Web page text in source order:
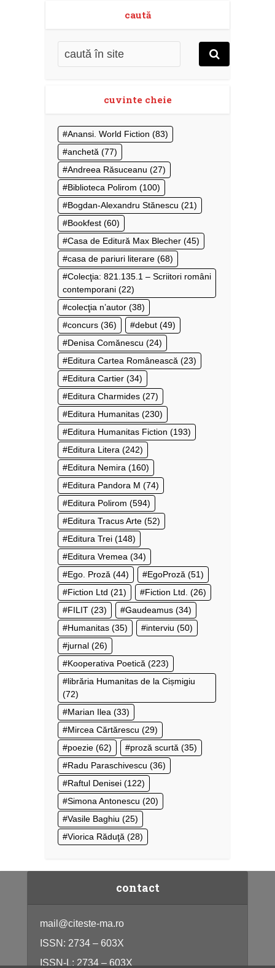
caută
cuvinte cheie
Anansi. World Fiction (83)
anchetă (77)
Andreea Răsuceanu (27)
Biblioteca Polirom (100)
Bogdan-Alexandru Stănescu (21)
Bookfest (60)
Casa de Editură Max Blecher (45)
casa de pariuri literare (68)
Colecţia: 821.135.1 – Scriitori români
contemporani (22)
colecţia n’autor (38)
concurs (36) debut (49)
Denisa Comănescu (24)
Editura Cartea Românească (23)
Editura Cartier (34)
Editura Charmides (27)
Editura Humanitas (230)
Editura Humanitas Fiction (193)
Editura Litera (242)
Editura Nemira (160)
Editura Pandora M (74)
Editura Polirom (594)
Editura Tracus Arte (52)
Editura Trei (148)
Editura Vremea (34)
Ego. Proză (44) EgoProză (51)
Fiction Ltd (21) Fiction Ltd. (26)
FILIT (23) Gaudeamus (34)
Humanitas (35) interviu (50)
jurnal (26)
Kooperativa Poetică (223)
librăria Humanitas de la Cișmigiu
(72)
Marian Ilea (33)
Mircea Cărtărescu (29)
poezie (62) proză scurtă (35)
Radu Paraschivescu (36)
Raftul Denisei (122)
Simona Antonescu (20)
Vasile Baghiu (25)
Viorica Răduţă (28)
contact
mail@citeste-ma.ro
ISSN: 2734 – 603X
ISSN-L: 2734 – 603X